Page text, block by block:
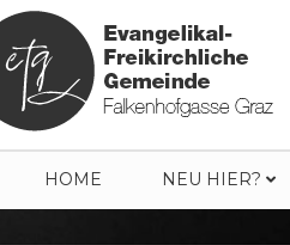
HOME NEU HIER?